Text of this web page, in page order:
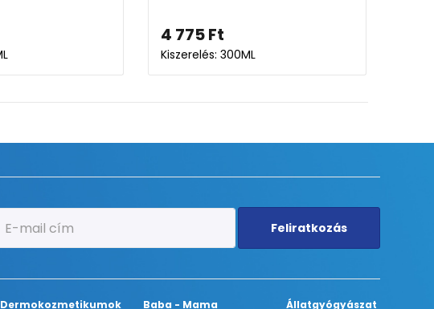
Ft
Kiszerelés: 300ML
Feliratkozás
Dermokozmetikumok Baba - Mama Állatgyógyászat